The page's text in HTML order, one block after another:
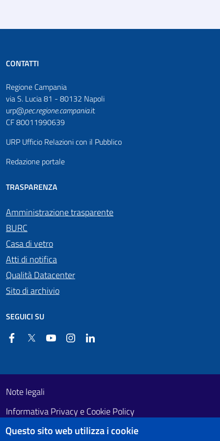
CONTATTI
Regione Campania
via S. Lucia 81 - 80132 Napoli
urp@pec.regione.campania.it
CF 80011990639
URP Ufficio Relazioni con il Pubblico
Redazione portale
TRASPARENZA
Amministrazione trasparente
BURC
Casa di vetro
Atti di notifica
Qualità Datacenter
Sito di archivio
SEGUICI SU
FacebookTwitter YouTube Instagram
Footer First
Useful links section
Note legali
Informativa Privacy e Cookie Policy
Obiettivi di accessibilità
Questo sito web utilizza i cookie